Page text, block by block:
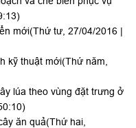
mới(Thứ tư, 27/04/2016 |
kỹ thuật mới(Thứ năm,
lúa theo vùng đặt trưng ở
ăn quả(Thứ hai,